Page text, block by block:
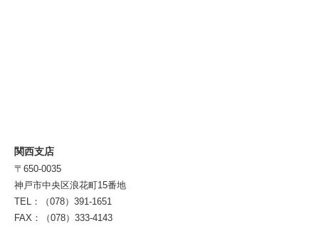
関西支店
〒650-0035
神戸市中央区浪花町15番地
TEL：（078）391-1651
FAX：（078）333-4143